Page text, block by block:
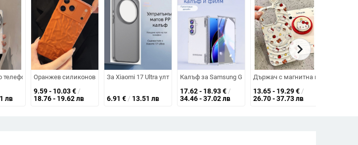
удароустойчив и устойчив на отпечатъци
за сгъваем екран, дамски стил
вдъхновен от трасета, удароустойчив и антиотпечатъчен
телефон с прозрачен текстуриран заден капак, акрилен, удароустойчив, антихлъзгав, защита от изпускане
лв
Оранжев силиконов калъф за iPhone 17 Pro Max с текстура на фолио и мек корпус
9.59 - 10.03€ /
18.76 - 19.62 лв
За Xiaomi 17 Ultra ултра тънък прозрачен PP калъф, не пожълтява, матиран
6.91 € / 13.51 лв
Калъф за Samsung Galaxy Fold7, PP материал, кожено
17.62 - 18.93€ /
34.46 - 37.02 лв
Държач с магнитна шапка за
13.65 - 19.29€ /
26.70 - 37.73 лв
chevron_right